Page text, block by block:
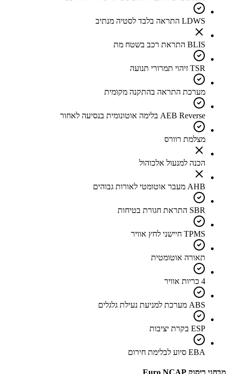
LDWS התראה בלבד לסטיה מנתיב
BLIS התראת רכב בשטח מת
TSR זיהוי תמרורי תנועה
מערכת התראה בהתקנה מקומית
AEB Reverse בלימה אוטונומית בנסיעה לאחור
מצלמת רוורס
הכנה למנעול אלכוהול
AHB מעבר אוטומטי לאורות גבוהים
SBR התראת חגורת בטיחות
TPMS חיישני לחץ אוויר
תאורה אוטומטית
4 כריות אוויר
ABS מערכת למניעת נעילת גלגלים
ESP בקרת יציבות
EBA סיוע לבלימת חירום
מבחני ריסוק Euro NCAP